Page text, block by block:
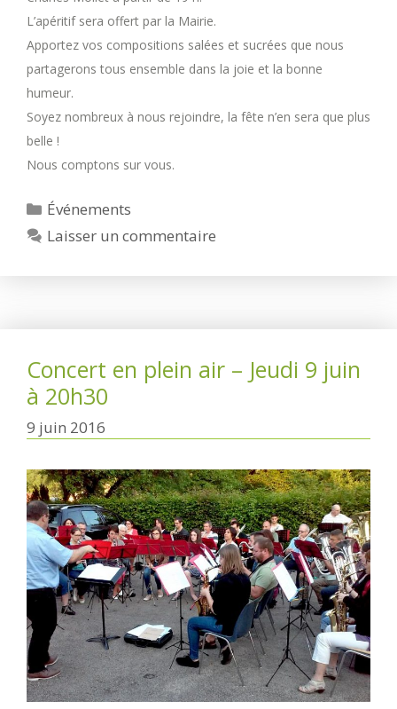
L’apéritif sera offert par la Mairie.
Apportez vos compositions salées et sucrées que nous
partagerons tous ensemble dans la joie et la bonne
humeur.
Soyez nombreux à nous rejoindre, la fête n’en sera que plus
belle !
Nous comptons sur vous.
Catégories
Événements
Laisser un commentaire
Concert en plein air – Jeudi 9 juin
à 20h30
9 juin 2016